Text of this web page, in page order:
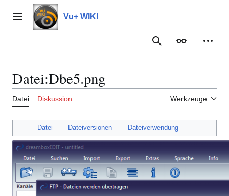
Inhalt
springenHauptmenü Vu+ WIKI
Suche
Datei:Dbe5.png
Datei Diskussion Werkzeuge
Datei Dateiversionen Dateiverwendung